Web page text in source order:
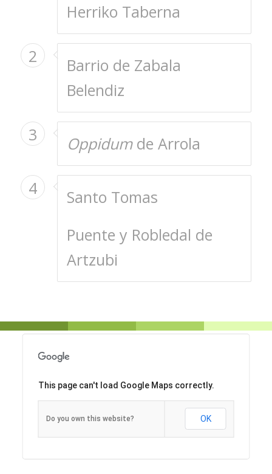
Herriko Taberna
2
Barrio de Zabala
Belendiz
3 Oppidumde Arrola
4
Santo Tomas
Puente y Robledal de
Artzubi
This page can't load Google Maps correctly.
Do you own this website? OK